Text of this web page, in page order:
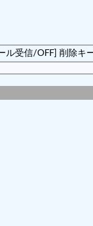
ル受信/OFF] 削除キ